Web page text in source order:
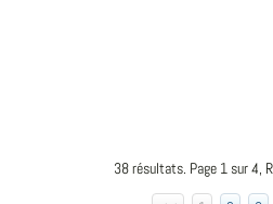
38 résultats. Page 1 sur 4,